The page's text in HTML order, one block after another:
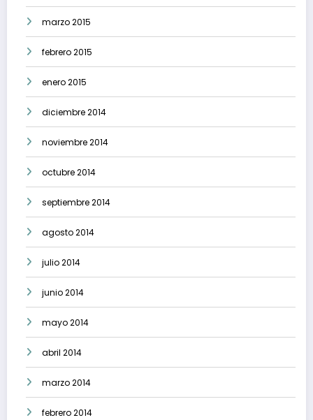
marzo 2015
febrero 2015
enero 2015
diciembre 2014
noviembre 2014
octubre 2014
septiembre 2014
agosto 2014
julio 2014
junio 2014
mayo 2014
abril 2014
marzo 2014
febrero 2014